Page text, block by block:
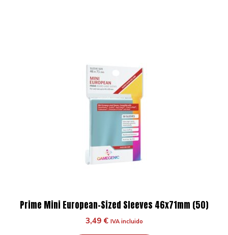
Prime Mini European-Sized Sleeves 46x71mm (50)
3,49 € IVA incluido